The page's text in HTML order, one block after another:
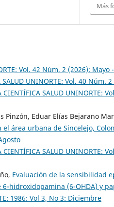
Más
Vol. 42 Núm. 2 (2026): Mayo
SALUD UNINORTE: Vol. 40 Núm.
CIENTÍFICA SALUD UNINORTE:
Pinzón, Eduar Elías Bejarano
área urbana de Sincelejo,
CIENTÍFICA SALUD UNINORTE:
Evaluación de la sensibilidad
hidroxidopamina (6-OHDA) y
1986: Vol 3, No 3: Diciembre